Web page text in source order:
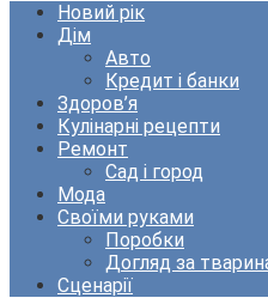
Новий рік
Дім
Авто
Кредит і банки
Здоров’я
Кулінарні рецепти
Ремонт
Сад і город
Мода
Своїми руками
Поробки
Догляд за
Сценарії